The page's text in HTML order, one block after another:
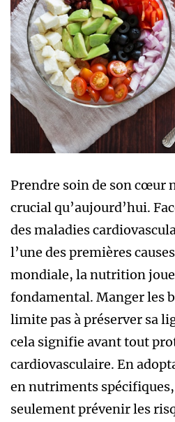
Prendre soin de son cœur
crucial qu’aujourd’hui.
des maladies
l’une des premières
mondiale, la nutrition
fondamental. Manger les
limite pas à préserver sa
cela signifie avant tout
cardiovasculaire. En
en nutriments
seulement prévenir les